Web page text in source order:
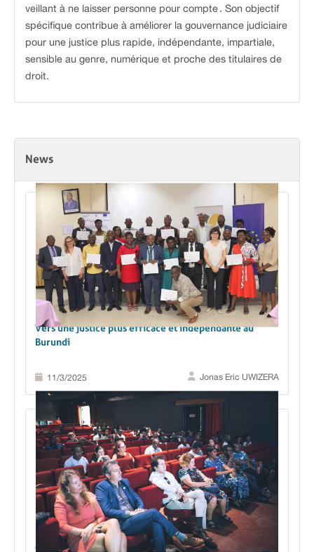
veillant à ne laisser personne pour compte . Son objectif
spécifique contribue à améliorer la gouvernance judiciaire
pour une justice plus rapide, indépendante, impartiale,
sensible au genre, numérique et proche des titulaires de
droit.
News
Vers une justice plus efficace et indépendante au
Burundi
Jonas Eric UWIZERA
11/3/2025
Au Burundi, la culture s'engage pour les droits des